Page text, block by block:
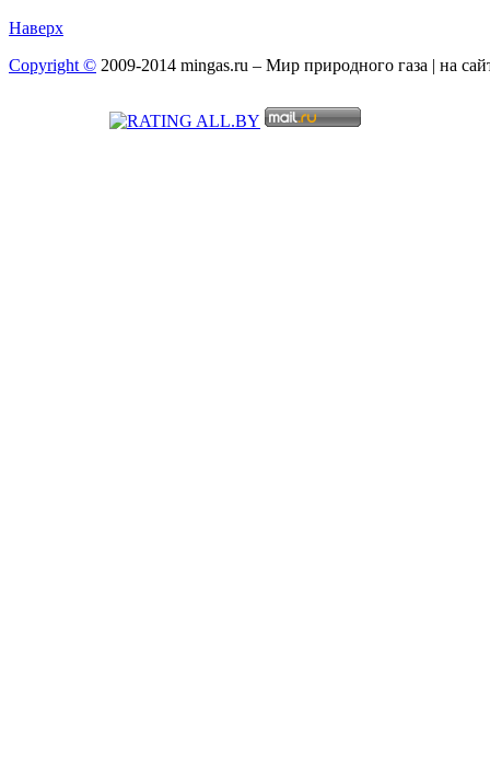
Наверх
Copyright © 2009-2014 mingas.ru – Мир природного газа | на